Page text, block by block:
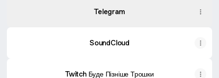
Telegram
SoundCloud
Twitch Буде Пізніше Трошки